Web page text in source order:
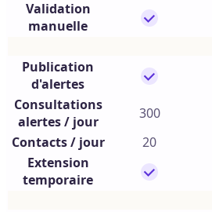
Validation
manuelle
Publication
d'alertes
Consultations
alertes / jour
300
Contacts / jour
20
Extension
temporaire